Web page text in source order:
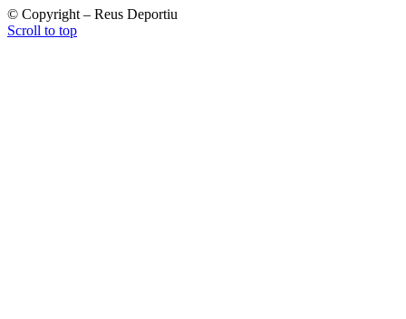
© Copyright – Reus Deportiu
Scroll to top